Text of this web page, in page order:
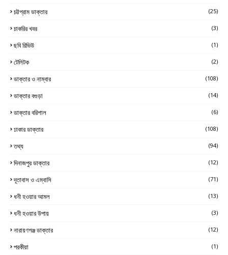
চট্টগ্রাম ডাক্তার (25)
চাকরির খবর (3)
ছবি রিভিউ (1)
টেলিটক (2)
ডাক্তার ও নাম্বার (108)
ডাক্তার বগুড়া (14)
ডাক্তার বরিশাল (6)
ঢাকার ডাক্তার (108)
তথ্য (94)
দিনাজপুর ডাক্তার (12)
দূতাবাস ও এম্বাসি (71)
ধনী হওয়ার আমল (13)
ধনী হওয়ার উপায় (3)
নারায়ণগঞ্জ ডাক্তার (12)
পরকীয়া (1)